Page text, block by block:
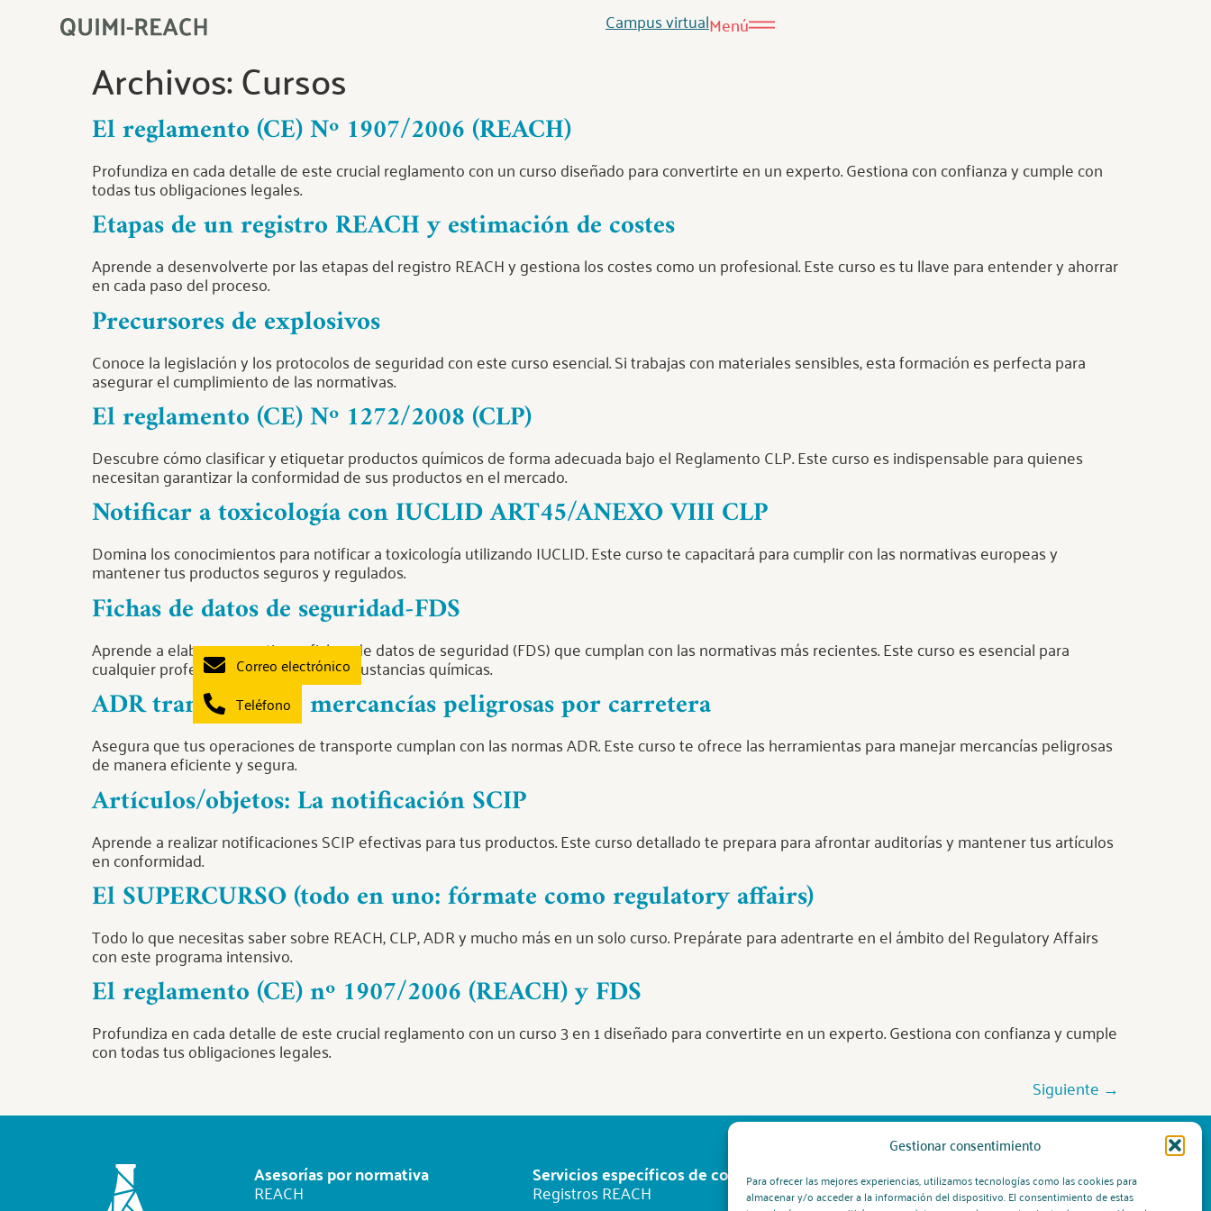
Gestionar consentimiento
Para ofrecer las mejores experiencias, utilizamos tecnologías como las cookies para
almacenar y/o acceder a la información del dispositivo. El consentimiento de estas
Campus virtualMenú
Archivos:Cursos
El reglamento (CE) Nº 1907/2006 (REACH)
Profundiza en cada detalle de este crucial reglamento con un curso diseñado para convertirte en un experto. Gestiona con confianza y cumple con
todas tus obligaciones legales.
Etapas de un registro REACH y estimación de costes
Aprende a desenvolverte por las etapas del registro REACH y gestiona los costes como un profesional. Este curso es tu llave para entender y ahorrar
en cada paso del proceso.
Precursores de explosivos
Conoce la legislación y los protocolos de seguridad con este curso esencial. Si trabajas con materiales sensibles, esta formación es perfecta para
asegurar el cumplimiento de las normativas.
El reglamento (CE) Nº 1272/2008 (CLP)
Descubre cómo clasificar y etiquetar productos químicos de forma adecuada bajo el Reglamento CLP. Este curso es indispensable para quienes
necesitan garantizar la conformidad de sus productos en el mercado.
Notificar a toxicología con IUCLID ART45/ANEXO VIII CLP
Domina los conocimientos para notificar a toxicología utilizando IUCLID. Este curso te capacitará para cumplir con las normativas europeas y
mantener tus productos seguros y regulados.
Fichas de datos de seguridad-FDS
Aprende a elaborar y gestionar fichas de datos de seguridad (FDS) que cumplan con las normativas más recientes. Este curso es esencial para
cualquier profesional que trabaje con sustancias químicas.
ADR transporte de mercancías peligrosas por carretera
Asegura que tus operaciones de transporte cumplan con las normas ADR. Este curso te ofrece las herramientas para manejar mercancías peligrosas
de manera eficiente y segura.
Artículos/objetos: La notificación SCIP
Aprende a realizar notificaciones SCIP efectivas para tus productos. Este curso detallado te prepara para afrontar auditorías y mantener tus artículos
en conformidad.
El SUPERCURSO (todo en uno: fórmate como regulatory affairs)
Todo lo que necesitas saber sobre REACH, CLP, ADR y mucho más en un solo curso. Prepárate para adentrarte en el ámbito del Regulatory Affairs
con este programa intensivo.
El reglamento (CE) nº 1907/2006 (REACH) y FDS
Profundiza en cada detalle de este crucial reglamento con un curso 3 en 1 diseñado para convertirte en un experto. Gestiona con confianza y cumple
con todas tus obligaciones legales.
Siguiente →
Asesorías por normativa
REACH
Servicios específicos de consultoría
Registros REACH
Formaciones para la industria en seguridad
química
Correo electrónico
Teléfono